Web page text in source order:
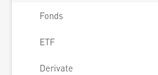
Fonds
ETF
Derivate